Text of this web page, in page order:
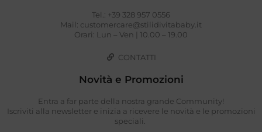
Tel.: +39 328 957 0556
Mail: customercare@stilidivitababy.it
Orari: Lun – Ven | 10.00 – 19.00
CONTATTI
Novità e Promozioni
Entra a far parte della nostra grande Community!
Iscriviti alla newsletter e inizia a ricevere le novità e le promozioni
speciali.